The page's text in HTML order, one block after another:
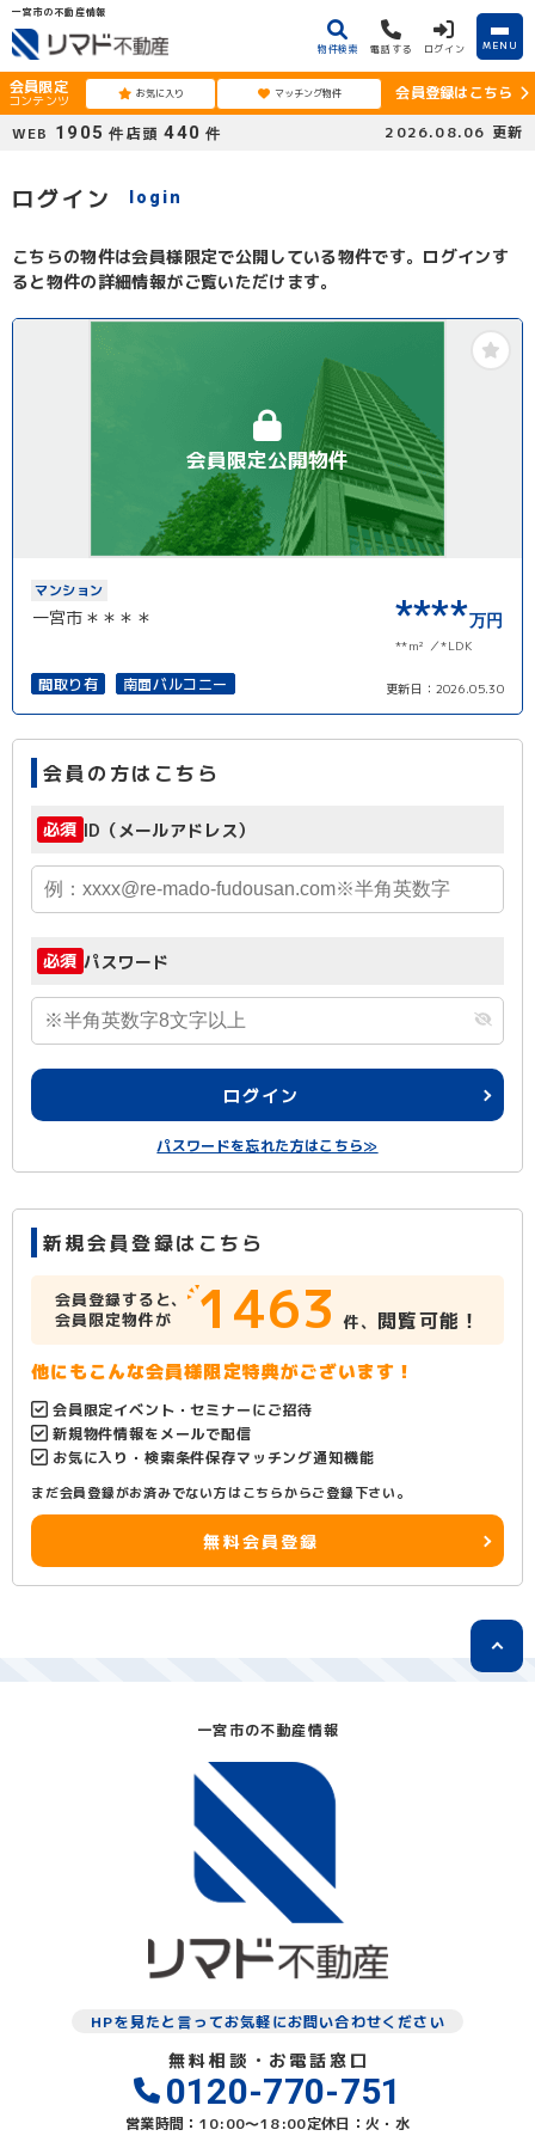
一宮市の不動産情報
物件検索 電話する ログイン MENU
会員限定
コンテンツ お気に入り マッチング物件
会員登録はこちら
WEB 1905 件 店頭 440 件 2026.08.06 更新
ログイン login
こちらの物件は会員様限定で公開している物件です。ログインす
ると物件の詳細情報がご覧いただけます。
会員限定公開物件
マンション
一宮市＊＊＊＊ ****万円
**m² *LDK
間取り有 南面バルコニー 更新日： 2026.05.30
会員の方はこちら
必須 ID（メールアドレス）
必須 パスワード
ログイン
パスワードを忘れた方はこちら≫
新規会員登録はこちら
会員登録すると、
会員限定物件が
1463 件、 閲覧可能！
他にもこんな会員様限定特典がございます！
会員限定イベント・セミナーにご招待
新規物件情報をメールで配信
お気に入り・検索条件保存マッチング通知機能
まだ会員登録がお済みでない方はこちらからご登録下さい。
無料会員登録
一宮市の不動産情報
HPを見たと言ってお気軽にお問い合わせください
無料相談・お電話窓口
0120-770-751
営業時間：10:00〜18:00定休日：火・水